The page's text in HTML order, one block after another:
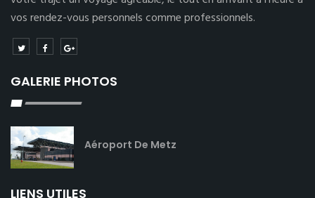
vos rendez-vous personnels comme professionnels.
GALERIE PHOTOS
Aéroport De Metz
LIENS UTILES